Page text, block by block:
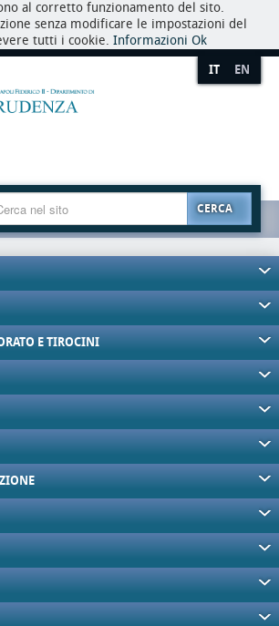
al corretto funzionamento del sito.
senza modificare le impostazioni del
tutti i cookie. Informazioni Ok
IT EN
CERCA
E TIROCINI